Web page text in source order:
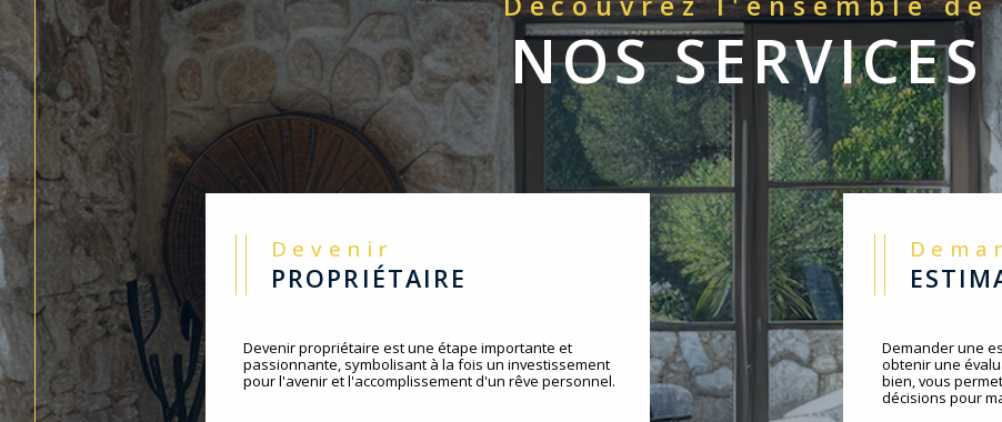
Découvrez l'ensemble de
NOS SERVICES
Devenir
PROPRIÉTAIRE
Devenir propriétaire est une étape importante et
passionnante, symbolisant à la fois un investissement
pour l'avenir et l'accomplissement d'un rêve personnel.
Demander une
obtenir une
bien, vous
décisions pour